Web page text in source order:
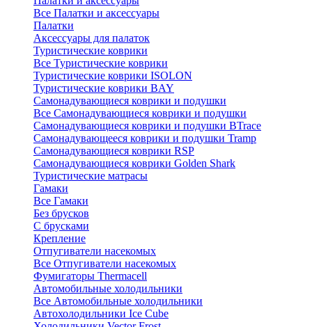
Все Палатки и аксессуары
Палатки
Аксессуары для палаток
Туристические коврики
Все Туристические коврики
Туристические коврики ISOLON
Туристические коврики BAY
Самонадувающиеся коврики и подушки
Все Самонадувающиеся коврики и подушки
Самонадувающиеся коврики и подушки BTrace
Самонадувающееся коврики и подушки Tramp
Самонадувающиеся коврики RSP
Самонадувающиеся коврики Golden Shark
Туристические матрасы
Гамаки
Все Гамаки
Без брусков
С брусками
Крепление
Отпугиватели насекомых
Все Отпугиватели насекомых
Фумигаторы Thermacell
Автомобильные холодильники
Все Автомобильные холодильники
Автохолодильники Ice Cube